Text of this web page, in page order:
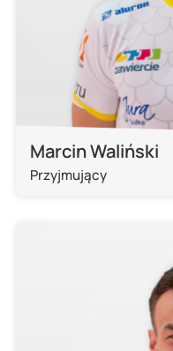
Marcin Waliński
Przyjmujący